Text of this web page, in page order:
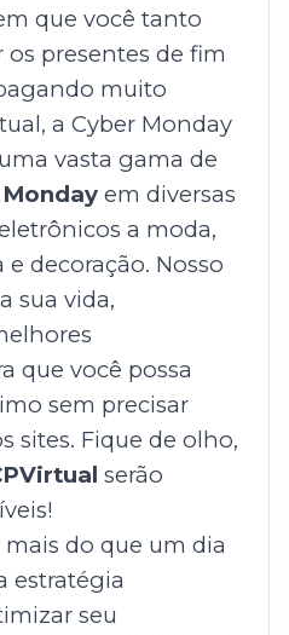
que você tanto
presentes de fim
muito
a Cyber Monday
vasta gama de
em diversas
a moda,
decoração. Nosso
sua vida,
que você possa
sem precisar
sites. Fique de olho,
serão
do que um dia
estratégia
seu